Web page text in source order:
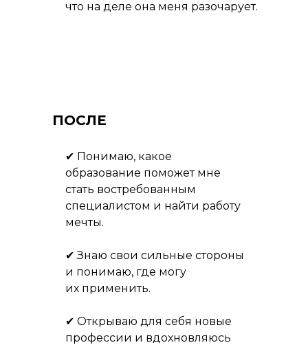
ПОСЛЕ
что на деле она меня разочарует.
✔ Понимаю, какое
образование поможет мне
стать востребованным
специалистом и найти работу
мечты.
✔ Знаю свои сильные стороны
и понимаю, где могу
их применить.
✔ Открываю для себя новые
профессии и вдохновляюсь